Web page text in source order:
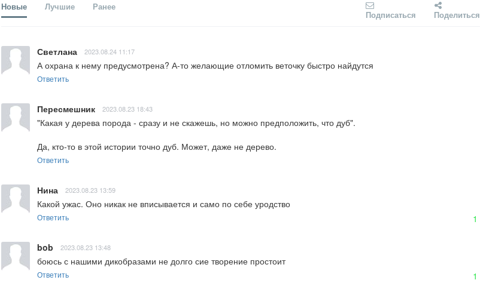
Новые Лучшие Ранее
Подписаться Поделиться
Светлана 2023.08.24 11:17
А охрана к нему предусмотрена? А-то желающие отломить веточку быстро найдутся
Ответить
Пересмешник 2023.08.23 18:43
"Какая у дерева порода - сразу и не скажешь, но можно предположить, что дуб".
Да, кто-то в этой истории точно дуб. Может, даже не дерево.
Ответить
Нина 2023.08.23 13:59
Какой ужас. Оно никак не вписывается и само по себе уродство
Ответить 1
bob 2023.08.23 13:48
боюсь с нашими дикобразами не долго сие творение простоит
Ответить 1